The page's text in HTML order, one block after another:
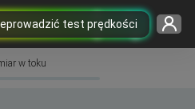
test prędkości
w toku